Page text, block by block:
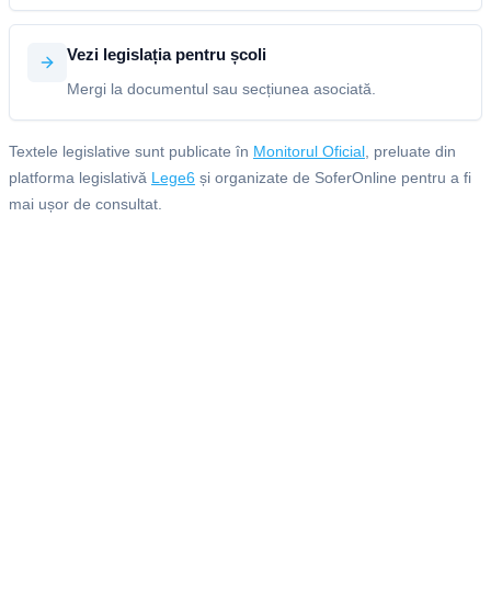
Vezi legislația pentru școli
Mergi la documentul sau secțiunea asociată.
Textele legislative sunt publicate în Monitorul Oficial , preluate din
platforma legislativă Lege6 și organizate de SoferOnline pentru a fi
mai ușor de consultat.